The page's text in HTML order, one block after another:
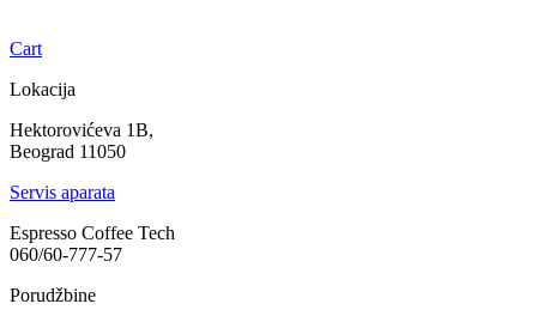
Cart
Lokacija
Hektorovićeva 1B,
Beograd 11050
Servis aparata
Espresso Coffee Tech
060/60-777-57
Porudžbine